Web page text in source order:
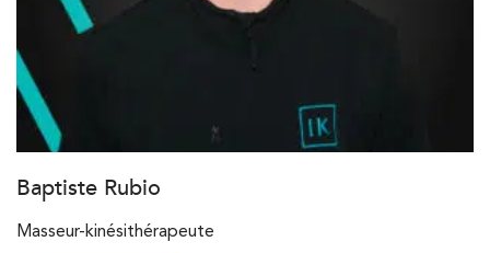
Baptiste Rubio
Masseur-kinésithérapeute